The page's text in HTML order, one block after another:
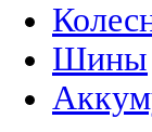
Шины